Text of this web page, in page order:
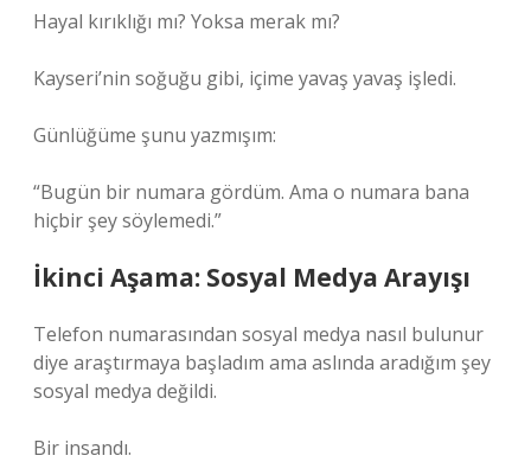
Hayal kırıklığı mı? Yoksa merak mı?
Kayseri’nin soğuğu gibi, içime yavaş yavaş işledi.
Günlüğüme şunu yazmışım:
“Bugün bir numara gördüm. Ama o numara bana
hiçbir şey söylemedi.”
İkinci Aşama: Sosyal Medya Arayışı
Telefon numarasından sosyal medya nasıl bulunur
diye araştırmaya başladım ama aslında aradığım şey
sosyal medya değildi.
Bir insandı.